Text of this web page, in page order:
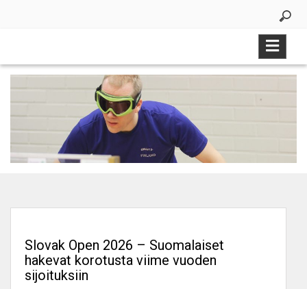
Slovak Open 2026 – Suomalaiset
hakevat korotusta viime vuoden
sijoituksiin